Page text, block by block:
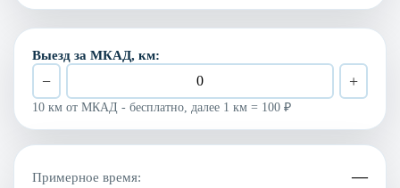
Выезд за МКАД, км:
− +
10 км от МКАД - бесплатно, далее 1 км = 100 ₽
Примерное время: —